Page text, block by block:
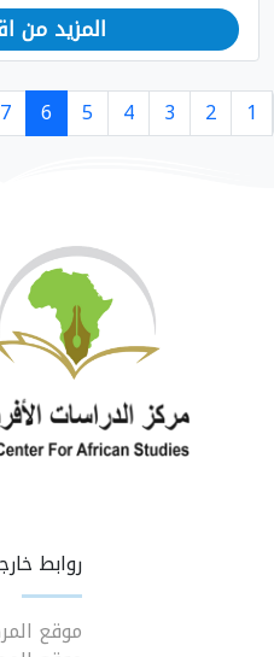
المزيد من اقسام
3
4
5
6
7
8
9
روابط خارجية
موقع المركز